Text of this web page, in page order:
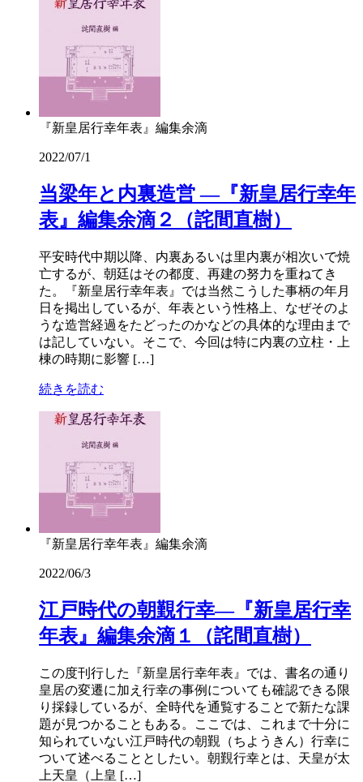
『新皇居行幸年表』編集余滴
2022/07/1
当梁年と内裏造営 ―『新皇居行幸年
表』編集余滴２（詫間直樹）
平安時代中期以降、内裏あるいは里内裏が相次いで焼
亡するが、朝廷はその都度、再建の努力を重ねてき
た。『新皇居行幸年表』では当然こうした事柄の年月
日を掲出しているが、年表という性格上、なぜそのよ
うな造営経過をたどったのかなどの具体的な理由まで
は記していない。そこで、今回は特に内裏の立柱・上
棟の時期に影響 […]
続きを読む
『新皇居行幸年表』編集余滴
2022/06/3
江戸時代の朝覲行幸―『新皇居行幸
年表』編集余滴１（詫間直樹）
この度刊行した『新皇居行幸年表』では、書名の通り
皇居の変遷に加え行幸の事例についても確認できる限
り採録しているが、全時代を通覧することで新たな課
題が見つかることもある。ここでは、これまで十分に
知られていない江戸時代の朝覲（ちようきん）行幸に
ついて述べることとしたい。朝覲行幸とは、天皇が太
上天皇（上皇 […]